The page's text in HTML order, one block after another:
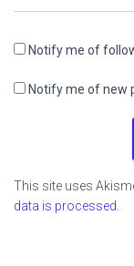
Notify me of
Notify me of new
This site uses
data is processed.